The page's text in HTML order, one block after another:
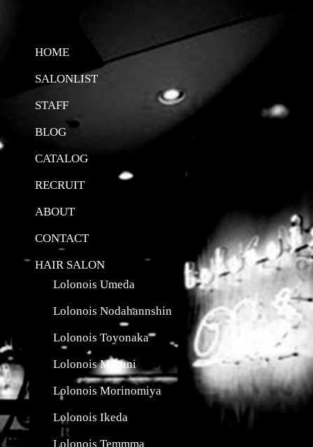
HOME
SALONLIST
STAFF
BLOG
CATALOG
RECRUIT
ABOUT
CONTACT
HAIR SALON
Lolonois Umeda
Lolonois Nodahannshin
Lolonois Toyonaka
Lolonois Mikuni
Lolonois Morinomiya
Lolonois Ikeda
Lolonois Temmma